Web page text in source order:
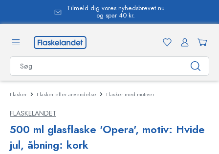
Tilmeld dig vores nyhedsbrevet nu
og spar 40 kr.
Flasker Flasker efter anvendelse Flasker med motiver
FLASKELANDET
500 ml glasflaske 'Opera', motiv: Hvide
jul, åbning: kork